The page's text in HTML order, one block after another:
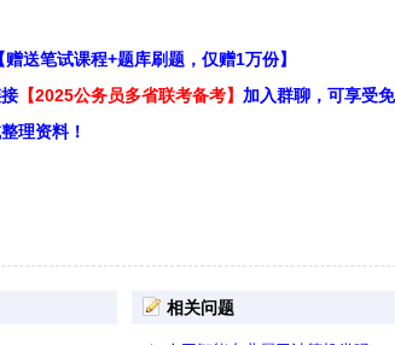
【赠送笔试课程+题库刷题，仅赠1万份】
【2025公务员多省联考备考】 加入群聊，可享受
理资料！
相关问题